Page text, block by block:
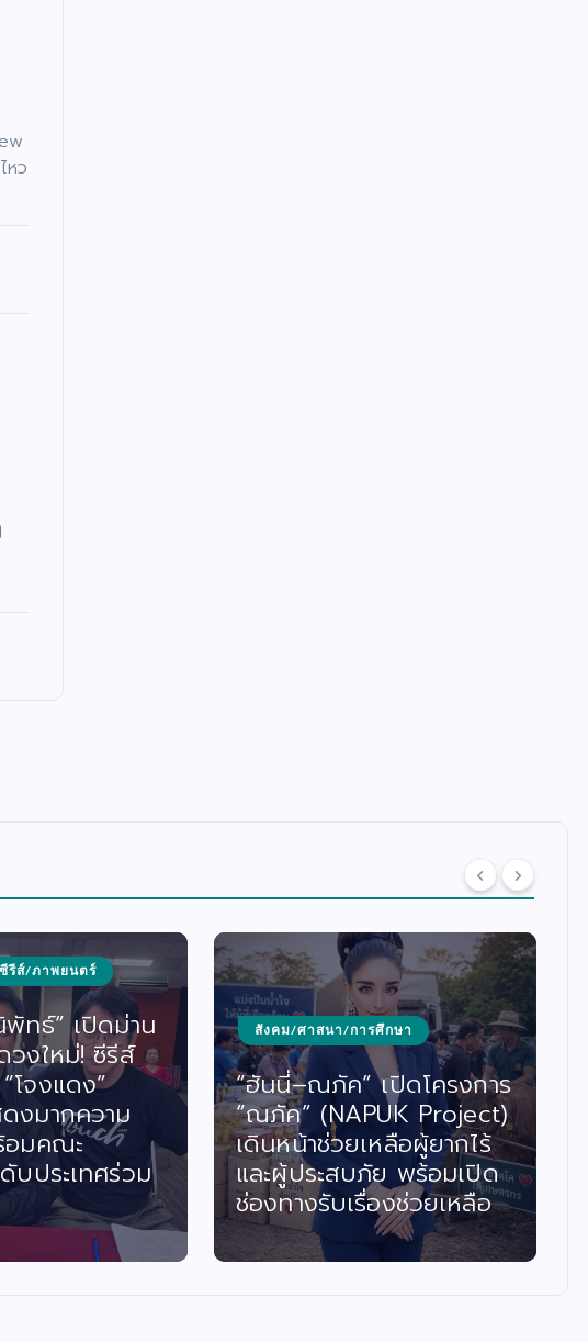
หว
รีส์/ภาพยนตร์
ทธ์” เปิดม่าน
วงใหม่! ซีรีส์
จงแดง”
งมากความ
อมคณะ
บประเทศร่วม
สังคม/ศาสนา/การศึกษา
“ฮันนี่–ณภัค” เปิดโครงการ
“ณภัค” (NAPUK Project)
เดินหน้าช่วยเหลือผู้ยากไร้
และผู้ประสบภัย พร้อมเปิด
ช่องทางรับเรื่องช่วยเหลือ